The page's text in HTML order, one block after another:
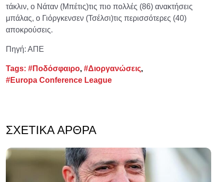
τάκλιν, ο Νάταν (Μπέτις)τις πιο πολλές (86) ανακτήσεις
μπάλας, ο Γιόργκενσεν (Τσέλσι)τις περισσότερες (40)
αποκρούσεις.
Πηγή: ΑΠΕ
Tags: #Ποδόσφαιρο, #Διοργανώσεις,
#Europa Conference League
ΣΧΕΤΙΚΆ ΆΡΘΡΑ